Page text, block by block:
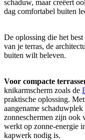
schaduw, maar creëert
dag comfortabel buiten
De oplossing die het
van je terras, de
buiten wilt beleven.
Voor compacte
knikarmscherm zoals de
praktische oplossing.
aangename
zonneschermen zijn ook
werkt op zonne-energie
kapwerk nodig is.